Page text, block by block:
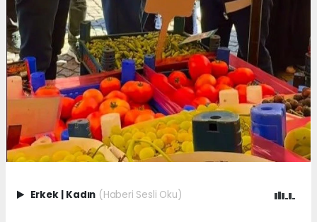
Erkek | Kadın (Haberi Sesli Oku)